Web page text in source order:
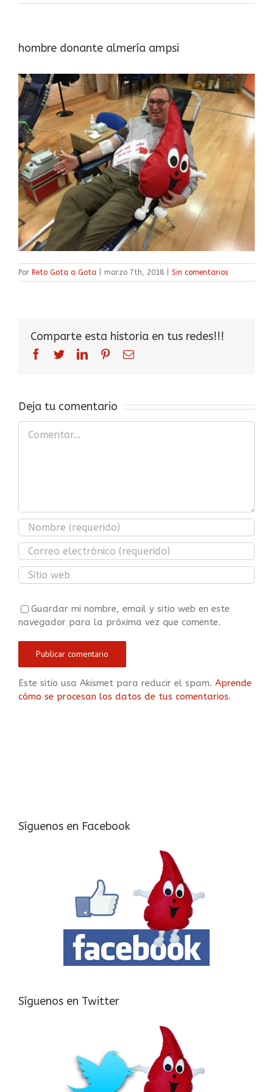
hombre donante almería ampsi
Por Reto Gota a Gota marzo 7th, 2018 Sin comentarios
Comparte esta historia en tus redes!!!
facebook
twitterlinkedinpinterestCorreo
Deja tu comentario
Comentar
Guardar mi nombre, email y sitio web en este
navegador para la próxima vez que comente.
Este sitio usa Akismet para reducir el spam. Aprende
cómo se procesan los datos de tus comentarios.
Síguenos en Facebook
Síguenos en Twitter